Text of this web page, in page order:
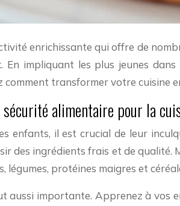
enrichissante qui offre de
En impliquant les plus jeunes
comment transformer votre cuisine
alimentaire pour la
enfants, il est crucial de leur
des ingrédients frais et de
légumes, protéines maigres et
aussi importante. Apprenez à vos